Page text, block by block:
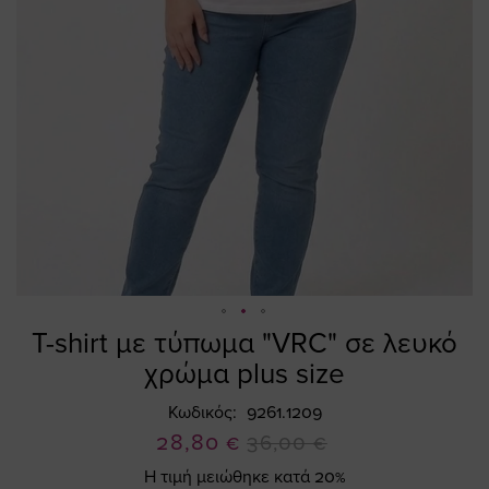
T-shirt με τύπωμα "VRC" σε λευκό
χρώμα plus size
Κωδικός 9261.1209
Ειδική
Τιμή
28,80 € 36,00 €
Η τιμή μειώθηκε κατά 20%
Skip